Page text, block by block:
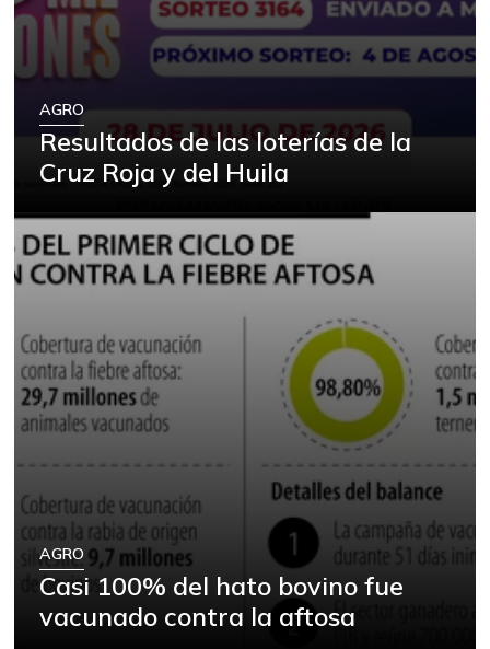
AGRO
Resultados de las loterías de la
Cruz Roja y del Huila
AGRO
Casi 100% del hato bovino fue
vacunado contra la aftosa